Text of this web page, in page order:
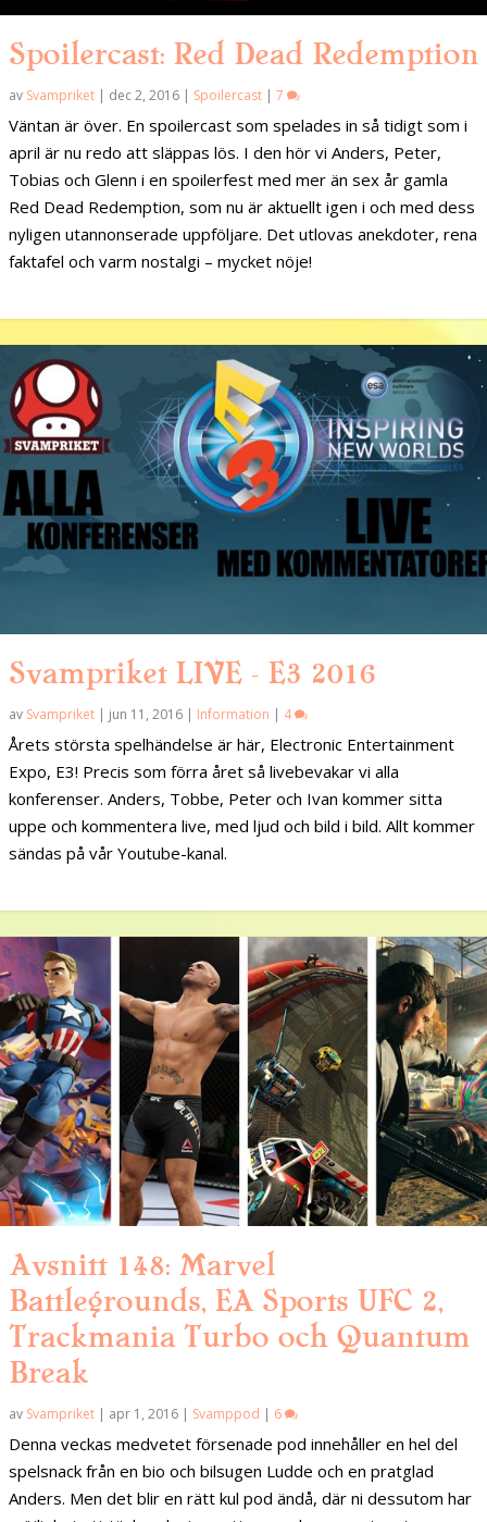
Spoilercast: Red Dead Redemption
av Svampriket | dec 2, 2016 | Spoilercast | 7
Väntan är över. En spoilercast som spelades in så tidigt som i
april är nu redo att släppas lös. I den hör vi Anders, Peter,
Tobias och Glenn i en spoilerfest med mer än sex år gamla
Red Dead Redemption, som nu är aktuellt igen i och med dess
nyligen utannonserade uppföljare. Det utlovas anekdoter, rena
faktafel och varm nostalgi – mycket nöje!
Svampriket LIVE – E3 2016
av Svampriket | jun 11, 2016 | Information | 4
Årets största spelhändelse är här, Electronic Entertainment
Expo, E3! Precis som förra året så livebevakar vi alla
konferenser. Anders, Tobbe, Peter och Ivan kommer sitta
uppe och kommentera live, med ljud och bild i bild. Allt kommer
sändas på vår Youtube-kanal.
Avsnitt 148: Marvel
Battlegrounds, EA Sports UFC 2,
Trackmania Turbo och Quantum
Break
av Svampriket | apr 1, 2016 | Svamppod | 6
Denna veckas medvetet försenade pod innehåller en hel del
spelsnack från en bio och bilsugen Ludde och en pratglad
Anders. Men det blir en rätt kul pod ändå, där ni dessutom har